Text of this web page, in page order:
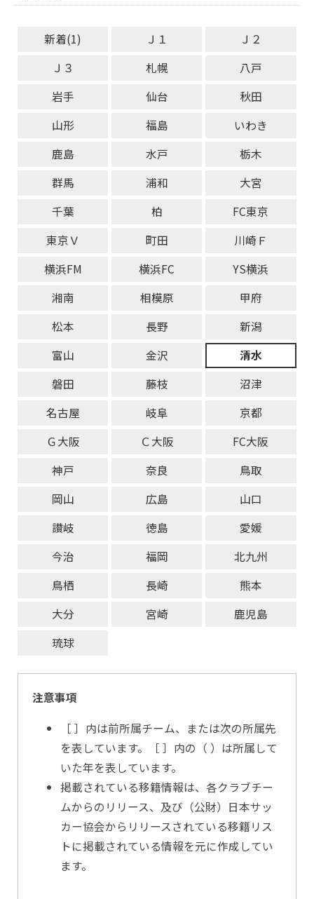
新着(1) Ｊ１
Ｊ２
Ｊ３
札幌
八戸
岩手
仙台
秋田
山形
福島
いわき
鹿島
水戸
栃木
群馬
浦和
大宮
千葉
柏
FC東京
東京Ｖ
町田
川崎Ｆ
横浜FM
横浜FC
YS横浜
湘南
相模原
甲府
松本
長野
新潟
富山
金沢
清水
磐田
藤枝
沼津
名古屋
岐阜
京都
Ｇ大阪
Ｃ大阪
FC大阪
神戸
奈良
鳥取
岡山
広島
山口
讃岐
徳島
愛媛
今治
福岡
北九州
鳥栖
長崎
熊本
大分
宮崎
鹿児島
琉球
注意事項
［ ］内は前所属チーム、または次の所属先
を表しています。［ ］内の（ ）は所属して
いた年を表しています。
掲載されている移籍情報は、各クラブチー
ムからのリリース、及び（公財）日本サッ
カー協会からリリースされている移籍リス
トに掲載されている情報を元に作成してい
ます。